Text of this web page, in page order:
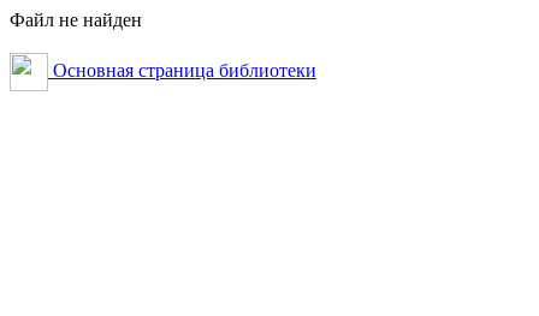
Файл не найден
Основная страница библиотеки